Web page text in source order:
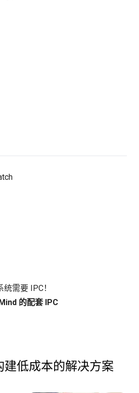
需要 IPC！
的配套 IPC
建低成本的解决方案